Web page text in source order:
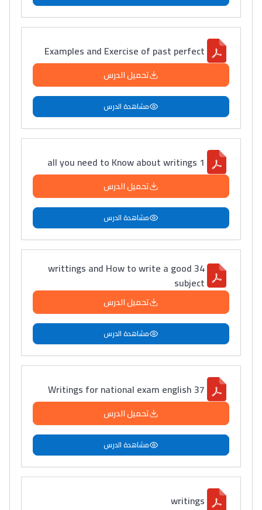
Examples and Exercise of past perfect
تحميل الدرس
مشاهدة الدرس
all you need to Know about writings 1
تحميل الدرس
مشاهدة الدرس
34 writtings and How to write a good
subject
تحميل الدرس
مشاهدة الدرس
37 Writings for national exam english
تحميل الدرس
مشاهدة الدرس
writings